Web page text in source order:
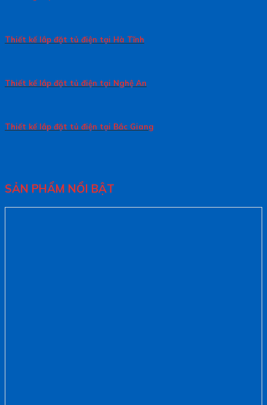
Thiết kế lắp đặt tủ điện tại Hà Tĩnh
Thiết kế lắp đặt tủ điện tại Nghệ An
Thiết kế lắp đặt tủ điện tại Bắc Giang
SẢN PHẨM NỔI BẬT